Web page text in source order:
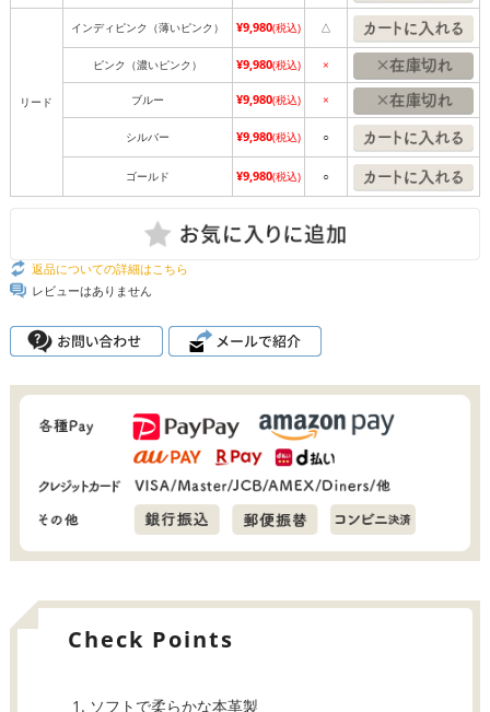
リード
インディピンク（薄いピンク） ¥9,980(税込) △
ピンク（濃いピンク） ¥9,980(税込) ×
ブルー ¥9,980(税込) ×
シルバー ¥9,980(税込) ○
ゴールド ¥9,980(税込) ○
返品についての詳細はこちら
レビューはありません
Check Points
ソフトで柔らかな本革製